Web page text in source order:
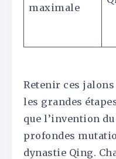
maximale
Retenir ces
les grandes
que l’invention
profondes
dynastie Qing.